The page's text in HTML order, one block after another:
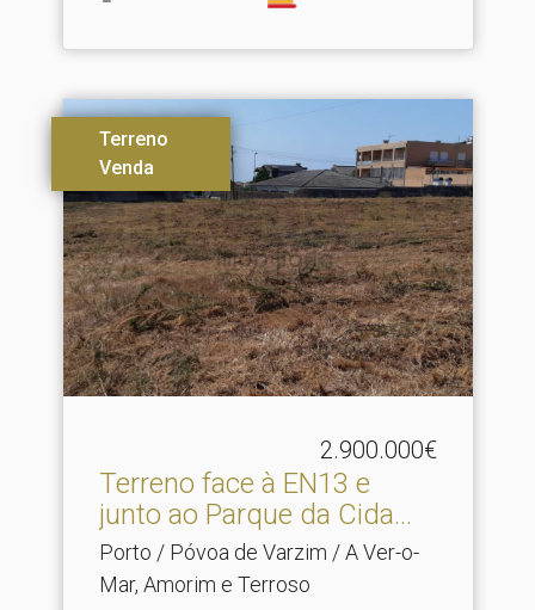
Terreno
Venda
2.900.000€
Terreno face à EN13 e
junto ao Parque da Cida.​..
Porto / Póvoa de Varzim / A Ver-o-
Mar, Amorim e Terroso